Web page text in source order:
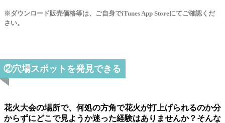
※ダウンロード販売価格等は、ご自身でiTunes App Storeにてご確認くだ
さい。
②穴場スポットを発見できる
花火大会の場所で、何処の方角で花火が打上げられるのか分
からずにどこで見ようか迷った経験はありませんか？そんな